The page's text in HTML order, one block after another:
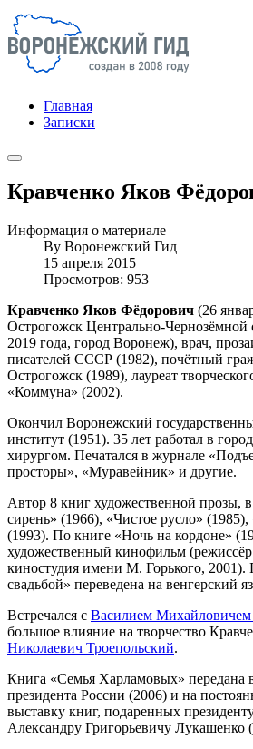
Главная
Записки
Кравченко Яков
Информация о материале
By Воронежский Гид
15 апреля 2015
Просмотров: 953
Кравченко Яков Фёдорович (26
Острогожск Центрально-Чернозёмной
2019 года, город Воронеж), врач,
писателей СССР (1982), почётный
Острогожск (1989), лауреат
«Коммуна» (2002).
Окончил Воронежский
институт (1951). 35 лет работал в
хирургом. Печатался в журнале
просторы», «Муравейник» и другие.
Автор 8 книг художественной прозы,
сирень» (1966), «Чистое русло»
(1993). По книге «Ночь на кордоне»
художественный кинофильм
киностудия имени М. Горького, 2001).
свадьбой» переведена на венгерский
Встречался с Василием
большое влияние на творчество
Николаевич Троепольский.
Книга «Семья Харламовых» передана
президента России (2006) и на
выставку книг, подаренных
Александру Григорьевичу Лукашенко